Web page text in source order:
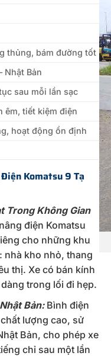
thủng, bám đường tốt
Nhật Bản
sau mỗi lần sạc
êm, tiết kiệm điện
hoạt động ổn định
Komatsu9 Tạ
Trong Không Gian
điện Komatsu
cho những khu
nhà kho nhỏ, thang
thị. Xe có bán kính
trong lối đi hẹp.
Bản:Bình điện
lượng cao, sử
Bản, cho phép xe
chỉ sau một lần